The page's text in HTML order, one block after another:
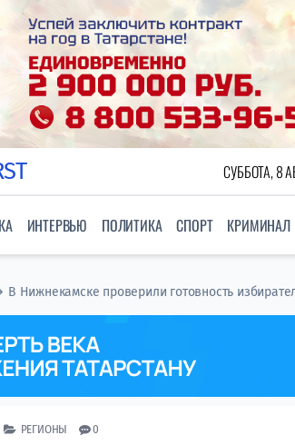
СУББОТА, 8
ИНТЕРВЬЮ ПОЛИТИКА СПОРТ КРИМИНАЛ
В Нижнекамске проверили готовность
РЕГИОНЫ 0